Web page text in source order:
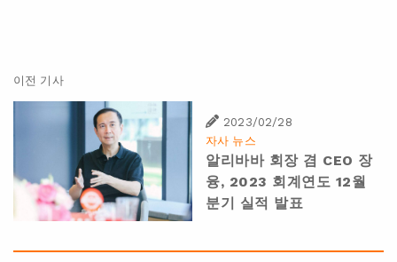
이전 기사
2023/02/28
자사 뉴스
알리바바 회장 겸 CEO 장
융, 2023 회계연도 12월
분기 실적 발표